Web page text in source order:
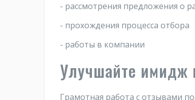
- рассмотрения предложения о
- прохождения процесса отбора
- работы в компании
Улучшайте имидж
Грамотная работа с отзывами